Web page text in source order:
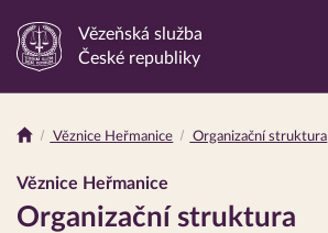
Odkaz
stránku
Vězeňská služba
České republiky
Drobečková
navigace
Věznice Heřmanice Organizační struktura
Věznice Heřmanice
Organizační struktura